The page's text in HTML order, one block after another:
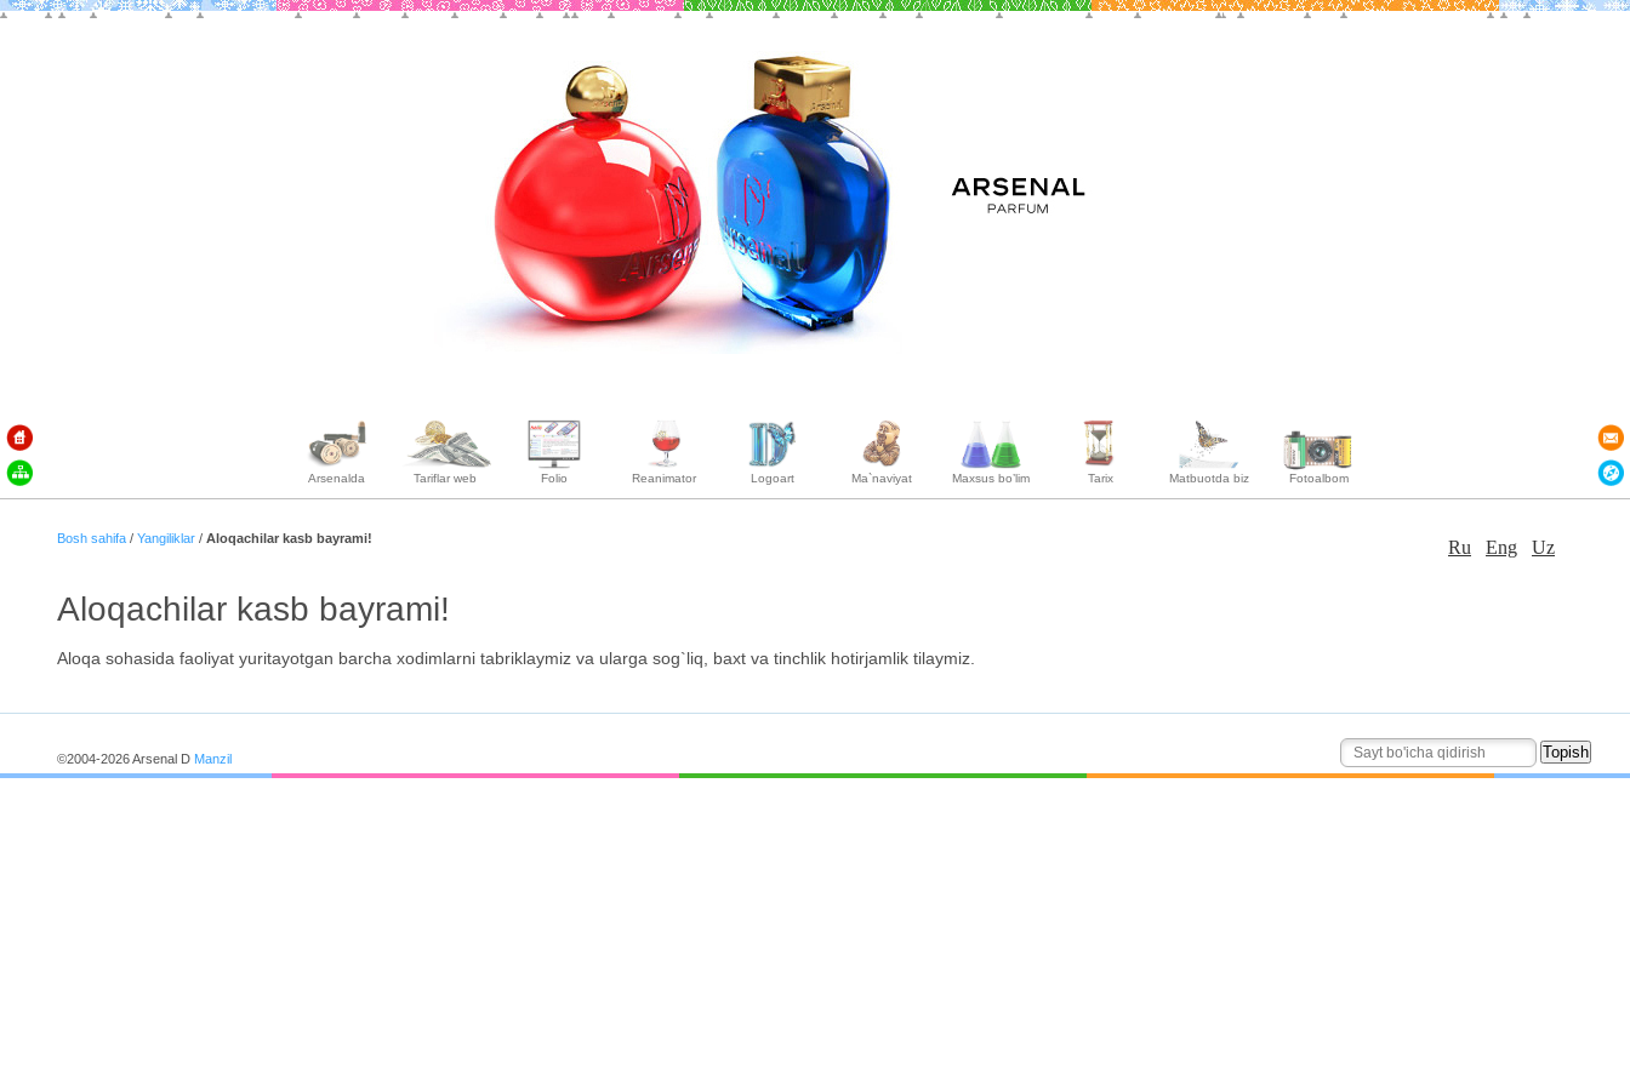
Arsenalda Tariflar web Folio Reanimator Logoart Ma`naviyat Maxsus bo’lim Tarix Matbuotda biz Fotoalbom
Bosh sahifa / Yangiliklar / Aloqachilar kasb bayrami! Ru Eng Uz
Aloqachilar kasb bayrami!
Aloqa sohasida faoliyat yuritayotgan barcha xodimlarni tabriklaymiz va ularga sog`liq, baxt va tinchlik hotirjamlik tilaymiz.
©2004-2026 Arsenal D Manzil